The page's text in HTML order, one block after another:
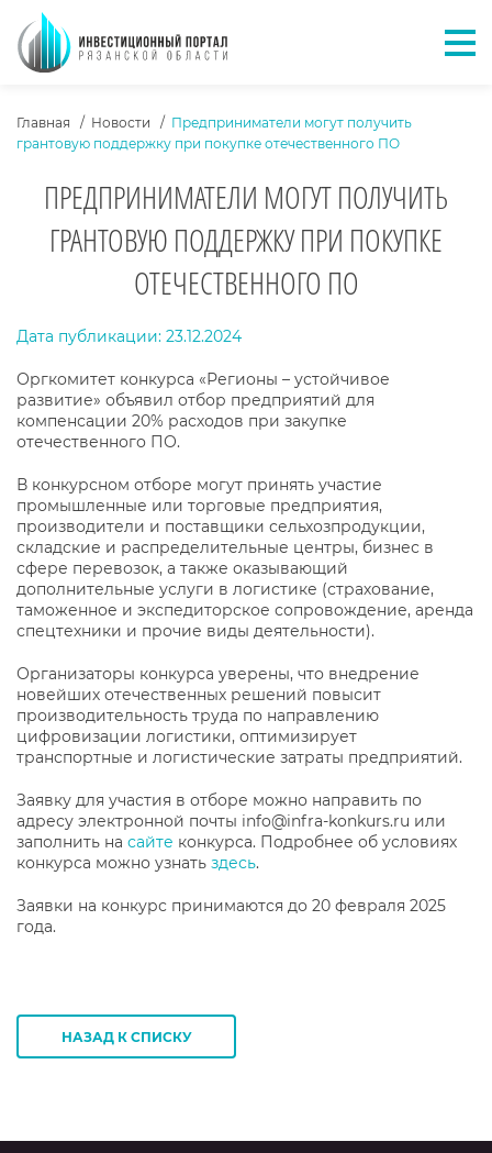
ХЛЕБНЫЕ КРОШКИ
Главная Новости
Предприниматели могут получить
грантовую поддержку при покупке отечественного ПО
ПРЕДПРИНИМАТЕЛИ МОГУТ ПОЛУЧИТЬ
ГРАНТОВУЮ ПОДДЕРЖКУ ПРИ ПОКУПКЕ
ОТЕЧЕСТВЕННОГО ПО
ТЕКСТ НОВОСТИ
Дата публикации: 23.12.2024
Оргкомитет конкурса «Регионы – устойчивое
развитие» объявил отбор предприятий для
компенсации 20% расходов при закупке
отечественного ПО.
В конкурсном отборе могут принять участие
промышленные или торговые предприятия,
производители и поставщики сельхозпродукции,
складские и распределительные центры, бизнес в
сфере перевозок, а также оказывающий
дополнительные услуги в логистике (страхование,
таможенное и экспедиторское сопровождение, аренда
спецтехники и прочие виды деятельности).
Организаторы конкурса уверены, что внедрение
новейших отечественных решений повысит
производительность труда по направлению
цифровизации логистики, оптимизирует
транспортные и логистические затраты предприятий.
Заявку для участия в отборе можно направить по
адресу электронной почты info@infra-konkurs.ru или
заполнить на сайте конкурса. Подробнее об условиях
конкурса можно узнать здесь.
Заявки на конкурс принимаются до 20 февраля 2025
года.
НАЗАД К СПИСКУ